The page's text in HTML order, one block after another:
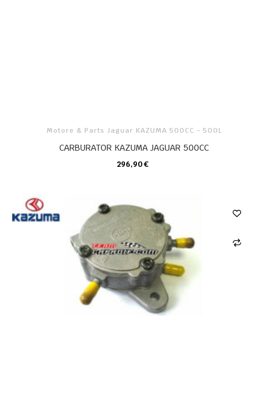
Motore & Parts Jaguar KAZUMA 500CC - 500L
CARBURATOR KAZUMA JAGUAR 500CC
296,90 €
CARRELLO